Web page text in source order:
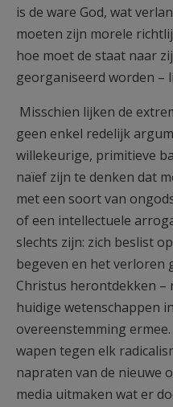
is de ware God, wat
moeten zijn morele
hoe moet de staat naar
georganiseerd worden –
Misschien lijken de
geen enkel redelijk
willekeurige, primitieve
naïef zijn te denken dat
met een soort van
of een intellectuele
slechts zijn: zich beslist
begeven en het verloren
Christus herontdekken –
huidige wetenschappen
overeenstemming
wapen tegen elk
napraten van de nieuwe
media uitmaken wat er